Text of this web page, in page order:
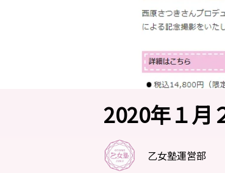
2020年１月
乙女塾運営部